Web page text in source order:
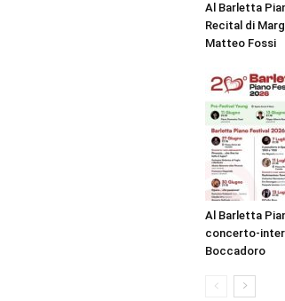
Al Barletta
Recital di
Matteo Fossi
Al Barletta
concerto-
Boccadoro